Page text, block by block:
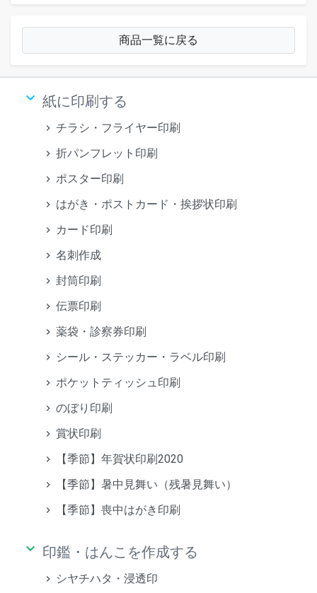
商品一覧に戻る
keyboard_arrow_down 紙に印刷する
チラシ・フライヤー印刷
折パンフレット印刷
ポスター印刷
はがき・ポストカード・挨拶状印刷
カード印刷
名刺作成
封筒印刷
伝票印刷
薬袋・診察券印刷
シール・ステッカー・ラベル印刷
ポケットティッシュ印刷
のぼり印刷
賞状印刷
【季節】年賀状印刷2020
【季節】暑中見舞い（残暑見舞い）
【季節】喪中はがき印刷
keyboard_arrow_down 印鑑・はんこを作成する
シヤチハタ・浸透印